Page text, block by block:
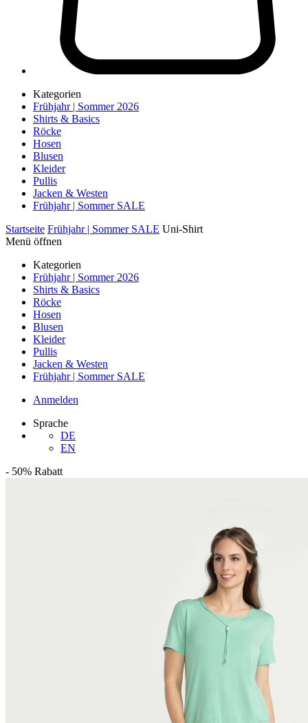
Kategorien
Frühjahr | Sommer 2026
Shirts & Basics
Röcke
Hosen
Blusen
Kleider
Pullis
Jacken & Westen
Frühjahr | Sommer SALE
Startseite Frühjahr | Sommer SALE Uni-Shirt
Menü öffnen
Kategorien
Frühjahr | Sommer 2026
Shirts & Basics
Röcke
Hosen
Blusen
Kleider
Pullis
Jacken & Westen
Frühjahr | Sommer SALE
Anmelden
Sprache
DE
EN
- 50% Rabatt